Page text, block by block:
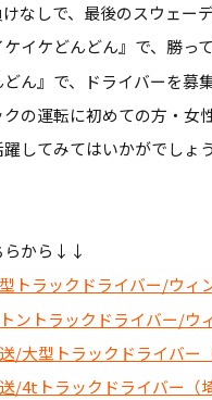
なしで、最後のスウェー
イケどんどん』で、勝っ
ん』で、ドライバーを募
の運転に初めての方・女
してみてはいかがでしょ
らから↓↓
トラックドライバー/ウィ
ントラックドライバー/ウ
/大型トラックドライバー
/4tトラックドライバー（